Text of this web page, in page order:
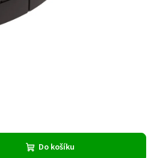
Do košíku